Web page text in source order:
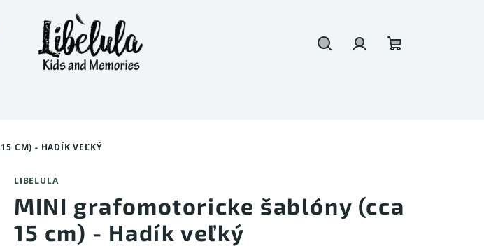
CM) - HADÍK VEĽKÝ
LIBELULA
MINI grafomotoricke šablóny (cca
15 cm) - Hadík veľký